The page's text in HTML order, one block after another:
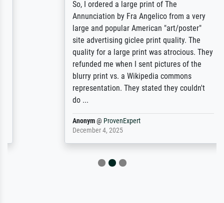
So, I ordered a large print of The
Annunciation by Fra Angelico from a very
large and popular American "art/poster"
site advertising giclee print quality. The
quality for a large print was atrocious. They
refunded me when I sent pictures of the
blurry print vs. a Wikipedia commons
representation. They stated they couldn't
ProvenExpert
December 4, 2025